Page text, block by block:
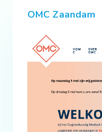
OMC Zaandam